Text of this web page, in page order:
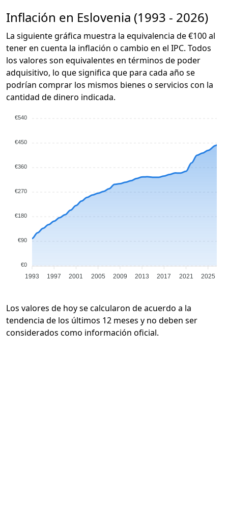
Inflación en Eslovenia (1993 - 2026)
La siguiente gráfica muestra la equivalencia de €100 al
tener en cuenta la inflación o cambio en el IPC. Todos
los valores son equivalentes en términos de poder
adquisitivo, lo que significa que para cada año se
podrían comprar los mismos bienes o servicios con la
cantidad de dinero indicada.
€540
€450
€360
€270
€180
€90
€0
1993 1997 2001 2005 2009 2013 2017 2021 2025
Los valores de hoy se calcularon de acuerdo a la
tendencia de los últimos 12 meses y no deben ser
considerados como información oficial.